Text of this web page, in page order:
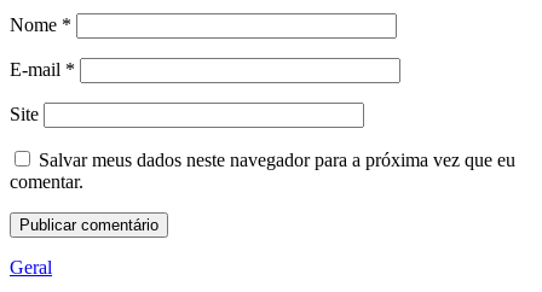
Nome *
E-mail *
Site
Salvar meus dados neste navegador para a próxima vez que eu
comentar.
Geral